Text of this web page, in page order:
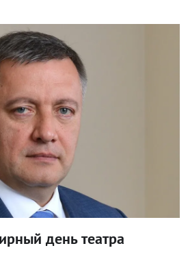
день театра